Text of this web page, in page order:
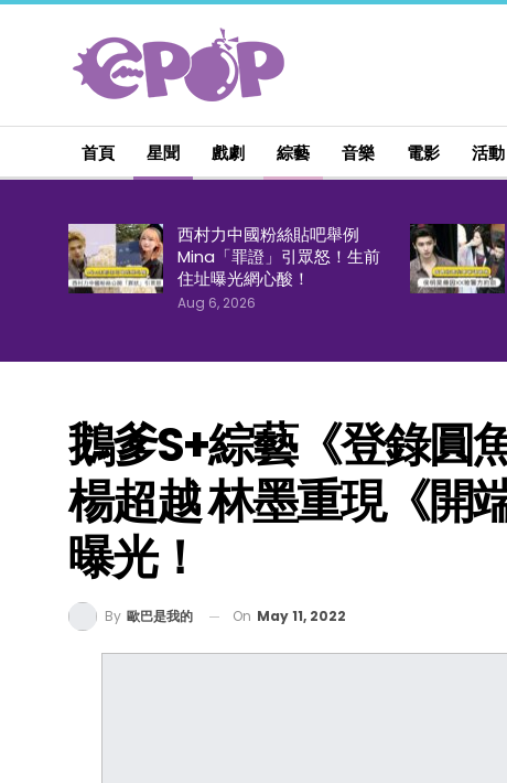
首頁 星聞 戲劇 綜藝 音樂 電影 活動
西村力中國粉絲貼吧舉例
Mina「罪證」引眾怒！生前
住址曝光網心酸！
Aug 6, 2026
鵝爹S+綜藝《登錄圓
楊超越 林墨重現《開
曝光！
By 歐巴是我的 On May 11, 2022